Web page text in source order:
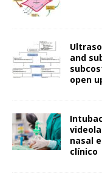
and
open
nasal
clínico